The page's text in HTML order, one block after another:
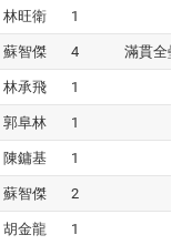
林旺衛 1
蘇智傑 4 滿貫全
林承飛 1
郭阜林 1
陳鏞基 1
蘇智傑 2
胡金龍 1